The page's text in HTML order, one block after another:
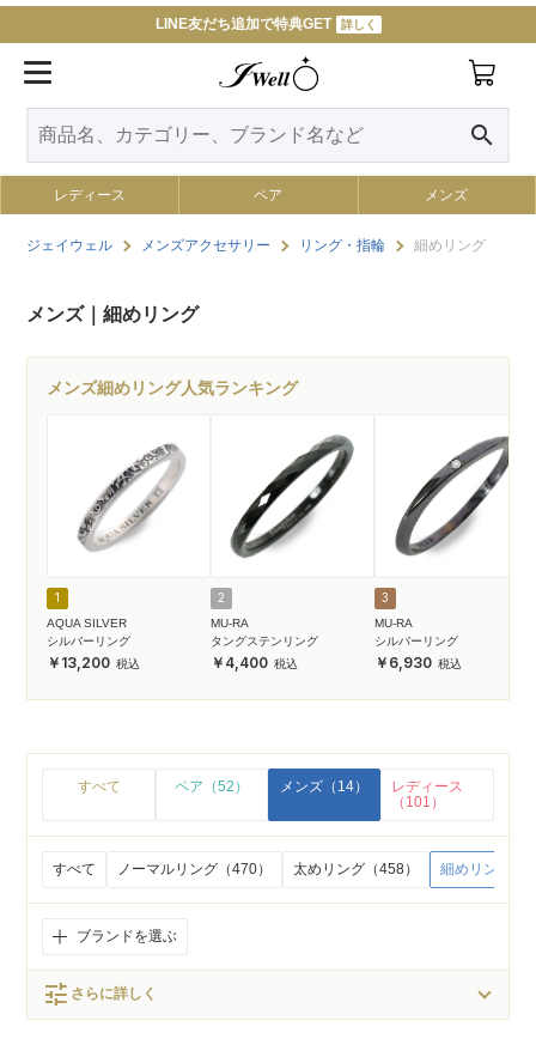
LINE友だち追加で特典GET 詳しく
令和８年熊本地震によるお荷物のお届けについて
search
レディース ペア メンズ
ジェイウェル メンズアクセサリー リング・指輪 細めリング
メンズ｜細めリング
メンズ細めリング人気ランキング
1
AQUA SILVER
シルバーリング
13,200
2
MU-RA
タングステンリング
4,400
3
MU-RA
シルバーリング
6,930
すべて ペア（52） メンズ（14）
レディース
（101）
すべて ノーマルリング（470） 太めリング（458） 細めリング（
ブランドを選ぶ
tune さらに詳しく